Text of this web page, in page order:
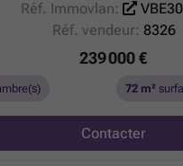
Réf. Immovlan:
Réf. vendeur: 8326
239 000 €
72 m²
Contacter